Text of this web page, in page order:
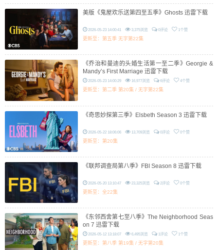
美版《鬼屋欢乐送第四至五季》Ghosts 迅雷下载
2026-05-23 14:00:41 3,375浏览 0评论 1个赞
更新至：第五季 无字第22集
《乔治和曼迪的头婚生活第一至二季》Georgie &
Mandy’s First Marriage 迅雷下载
2026-05-23 14:00:29 16,977浏览 6评论 4个赞
更新至：第二季 第20集 / 无字第22集
《奇思妙探第三季》Elsbeth Season 3 迅雷下载
2026-05-22 18:06:06 13,709浏览 0评论 0个赞
更新至：第20集
《联邦调查局第八季》FBI Season 8 迅雷下载
2026-05-20 13:10:47 23,325浏览 2评论 0个赞
更新至：全22集
《东邻西舍第七至八季》The Neighborhood Seas
on 7 迅雷下载
2026-05-12 13:18:07 6,495浏览 1评论 1个赞
更新至：第八季 第19集 / 无字第20集